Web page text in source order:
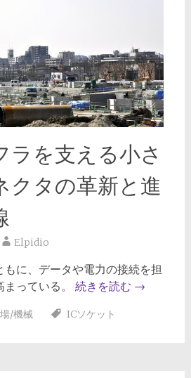
ラを支える小さ
クタの革新と進
Elpidio
もに、データや電力の接続を担
っている。 続きを読む →
/機械 ICソケット